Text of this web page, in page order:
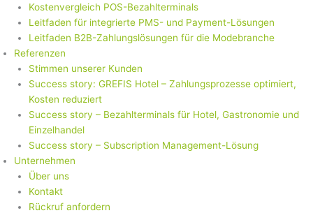
Kostenvergleich POS-Bezahlterminals
Leitfaden für integrierte PMS- und Payment-Lösungen
Leitfaden B2B-Zahlungslösungen für die Modebranche
Referenzen
Stimmen unserer Kunden
Success story: GREFIS Hotel – Zahlungsprozesse optimiert,
Kosten reduziert
Success story – Bezahlterminals für Hotel, Gastronomie und
Einzelhandel
Success story – Subscription Management-Lösung
Unternehmen
Über uns
Kontakt
Rückruf anfordern